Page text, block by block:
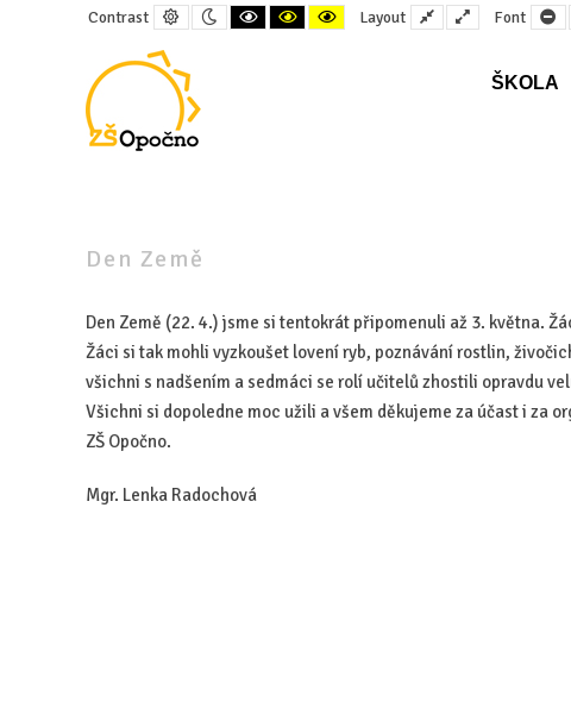
Contrast Default
contrast
Night
contrast
Black
and
Black
and
Yellow
and
Layout Fixed
layout
Wide
layout
Font
ŠKOLA
Den Země
Den Země (22. 4.) jsme si tentokrát připomenuli až 3. května.
Žáci si tak mohli vyzkoušet lovení ryb, poznávání rostlin,
všichni s nadšením a sedmáci se rolí učitelů zhostili opravdu
Všichni si dopoledne moc užili a všem děkujeme za účast i za
ZŠ Opočno.
Mgr. Lenka Radochová